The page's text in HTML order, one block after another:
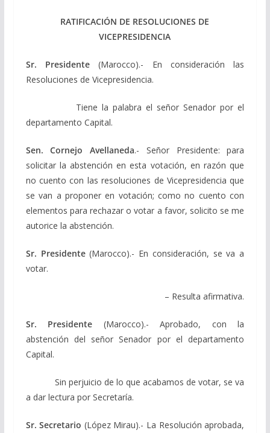
RATIFICACIÓN DE RESOLUCIONES DE
VICEPRESIDENCIA
Sr. Presidente(Marocco).- En consideración las
Resoluciones de Vicepresidencia.
Tiene la palabra el señor Senador por el
departamento Capital.
Sen. Cornejo Avellaneda.- Señor Presidente: para
solicitar la abstención en esta votación, en razón que
no cuento con las resoluciones de Vicepresidencia que
se van a proponer en votación; como no cuento con
elementos para rechazar o votar a favor, solicito se me
autorice la abstención.
Sr. Presidente(Marocco).- En consideración, se va a
votar.
– Resulta afirmativa.
Sr. Presidente (Marocco).- Aprobado, con la
abstención del señor Senador por el departamento
Capital.
Sin perjuicio de lo que acabamos de votar, se va
a dar lectura por Secretaría.
Sr. Secretario (López Mirau).- La Resolución aprobada,